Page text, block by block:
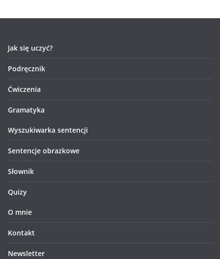
Jak się uczyć?
Podręcznik
Ćwiczenia
Gramatyka
Wyszukiwarka sentencji
Sentencje obrazkowe
Słownik
Quizy
O mnie
Kontakt
Newsletter